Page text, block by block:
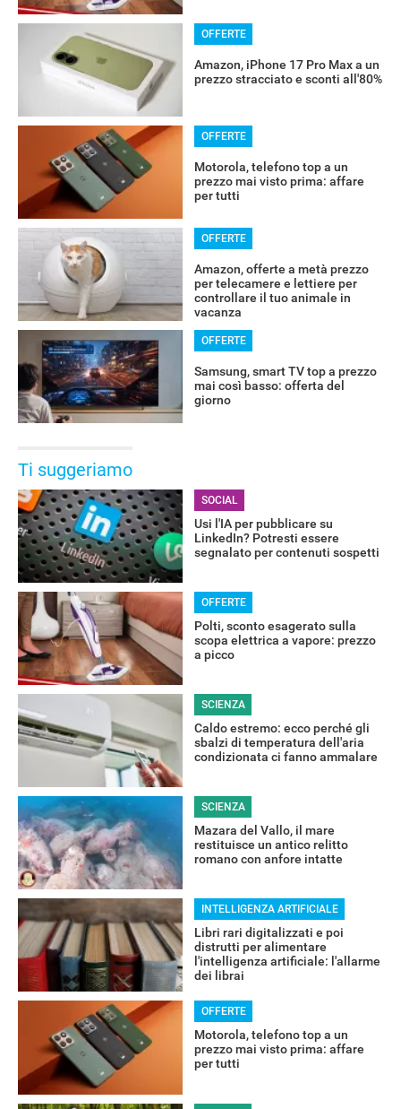
ALTRO
Libero Tecnologia è un prodotto Italiaonline
OFFERTE
Amazon, iPhone 17 Pro Max a un
prezzo stracciato e sconti all'80%
OFFERTE
Motorola, telefono top a un
prezzo mai visto prima: affare
per tutti
OFFERTE
Amazon, offerte a metà prezzo
per telecamere e lettiere per
controllare il tuo animale in
vacanza
OFFERTE
Samsung, smart TV top a prezzo
mai così basso: offerta del
giorno
Ti suggeriamo
SOCIAL
Usi l'IA per pubblicare su
LinkedIn? Potresti essere
segnalato per contenuti sospetti
OFFERTE
Polti, sconto esagerato sulla
scopa elettrica a vapore: prezzo
a picco
SCIENZA
Caldo estremo: ecco perché gli
sbalzi di temperatura dell'aria
condizionata ci fanno ammalare
SCIENZA
Mazara del Vallo, il mare
restituisce un antico relitto
romano con anfore intatte
INTELLIGENZA ARTIFICIALE
Libri rari digitalizzati e poi
distrutti per alimentare
l'intelligenza artificiale: l'allarme
dei librai
OFFERTE
Motorola, telefono top a un
prezzo mai visto prima: affare
per tutti